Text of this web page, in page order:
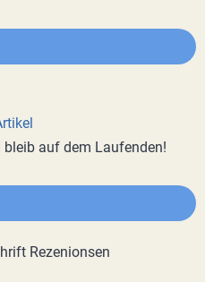
bleib auf dem Laufenden!